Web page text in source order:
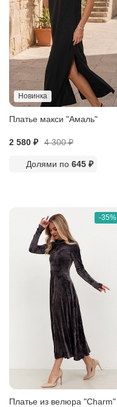
Новинка
Платье макси "Амаль"
2 580 ₽ 4 300₽
Долями по 645 ₽
-35%
Платье из велюра "Charm"